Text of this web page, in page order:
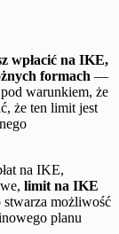
wpłacić na IKE,
formach —
warunkiem, że
że ten limit jest
na IKE,
limit na IKE
stwarza możliwość
planu